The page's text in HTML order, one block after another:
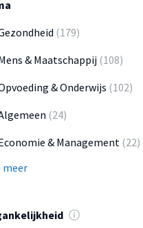
(179)
& Maatschappij (108)
& Onderwijs (102)
(24)
& Management (22)
meer